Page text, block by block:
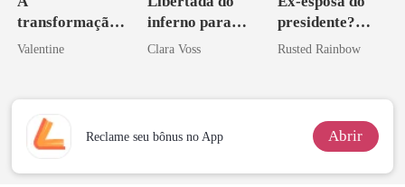
transformação
inesperada da
Valentine
inferno para
reivindicar meu
Clara Voss
presidente?
Preciosa
mafiosa!
Rusted Rainbow
Reclame seu bônus no App Abrir